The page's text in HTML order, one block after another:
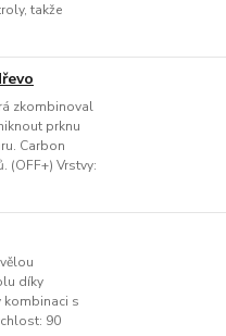
takže
zkombinoval
prknu
Carbon
(OFF+) Vrstvy:
díky
kombinaci s
90